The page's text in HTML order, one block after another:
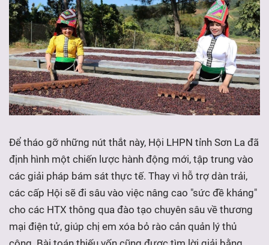
Để tháo gỡ những nút thắt này, Hội LHPN tỉnh Sơn La đã
định hình một chiến lược hành động mới, tập trung vào
các giải pháp bám sát thực tế. Thay vì hỗ trợ dàn trải,
các cấp Hội sẽ đi sâu vào việc nâng cao "sức đề kháng"
cho các HTX thông qua đào tạo chuyên sâu về thương
mại điện tử, giúp chị em xóa bỏ rào cản quản lý thủ